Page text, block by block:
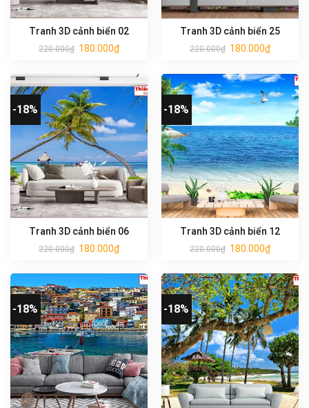
Tranh 3D cảnh biển 02
220.000₫ 180.000₫
Tranh 3D cảnh biển 25
220.000₫ 180.000₫
-18%
Tranh 3D cảnh biển 06
220.000₫ 180.000₫
-18%
Tranh 3D cảnh biển 12
220.000₫ 180.000₫
-18% -18%